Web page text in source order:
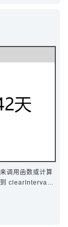
调用函数或计算
clearInterval()